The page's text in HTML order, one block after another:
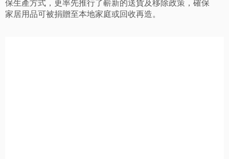
保生產方式，更率先推行了嶄新的送貨及移除政策，確保
家居用品可被捐贈至本地家庭或回收再造。